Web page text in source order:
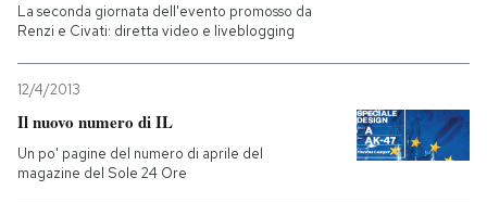
La seconda giornata dell'evento promosso da
Renzi e Civati: diretta video e liveblogging
12/4/2013
Il nuovo numero di IL
Un po' pagine del numero di aprile del
magazine del Sole 24 Ore